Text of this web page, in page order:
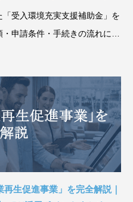
受入環境充実支援補助金」を
申請条件・手続きの流れに加
再生促進事業」を完全解説｜